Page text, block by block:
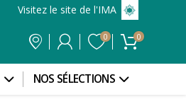
Visitez le site de l'IMA
0 0
NOS SÉLECTIONS